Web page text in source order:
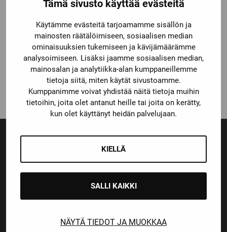
Tämä sivusto käyttää evästeitä
Käytämme evästeitä tarjoamamme sisällön ja
mainosten räätälöimiseen, sosiaalisen median
ominaisuuksien tukemiseen ja kävijämäärämme
analysoimiseen. Lisäksi jaamme sosiaalisen median,
mainosalan ja analytiikka-alan kumppaneillemme
tietoja siitä, miten käytät sivustoamme.
Kumppanimme voivat yhdistää näitä tietoja muihin
tietoihin, joita olet antanut heille tai joita on kerätty,
kun olet käyttänyt heidän palvelujaan.
KIELLÄ
SALLI KAIKKI
NÄYTÄ TIEDOT JA MUOKKAA
CCM
CCM LUISTINSUKKA
BASIC POLVI
Katso kaikki vaihtoehdot
11,90€
Ensiluokkainen palvelu Monipuoliset maksutavat
Nopeat toimitusajat